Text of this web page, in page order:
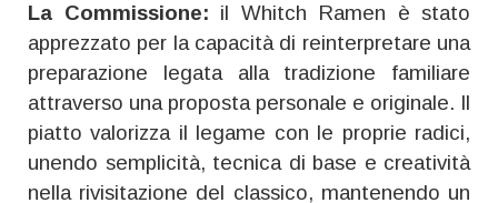
La Commissione: il Whitch Ramen è stato
apprezzato per la capacità di reinterpretare una
preparazione legata alla tradizione familiare
attraverso una proposta personale e originale. Il
piatto valorizza il legame con le proprie radici,
unendo semplicità, tecnica di base e creatività
nella rivisitazione del classico, mantenendo un